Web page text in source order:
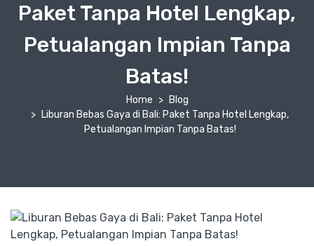
Paket Tanpa Hotel Lengkap,
Petualangan Impian Tanpa
Batas!
Home
Blog
Liburan Bebas Gaya di Bali: Paket Tanpa Hotel Lengkap,
Petualangan Impian Tanpa Batas!